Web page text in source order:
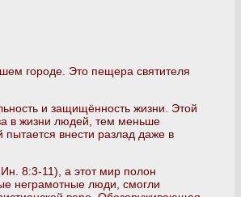
городе. Это пещера святителя
и защищённость жизни. Этой
в жизни людей, тем меньше
внести разлад даже в
8:3-11), а этот мир полон
неграмотные люди, смогли